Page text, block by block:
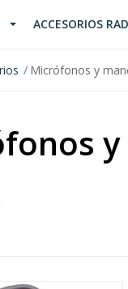
ACCESORIOS
Micrófonos y